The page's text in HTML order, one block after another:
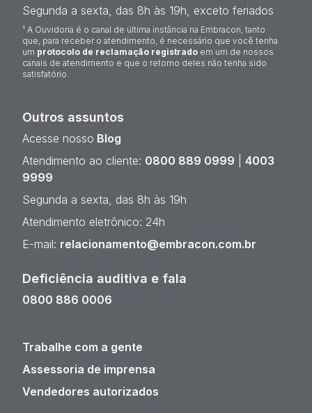
Segunda a sexta, das 8h às 19h, exceto feriados
¹ A Ouvidoria é o canal de última instância na Embracon, tanto
que, para receber o atendimento, é necessário que você tenha
um protocolo de reclamação registrado em um de nossos
canais de atendimento e que o retorno deles não tenha sido
satisfatório.
Outros assuntos
Acesse nosso Blog
Atendimento ao cliente: 0800 889 0999
4003
9999
Segunda a sexta, das 8h às 19h
Atendimento eletrônico: 24h
E-mail: relacionamento@embracon.com.br
Deficiência auditiva e fala
0800 886 0006
Trabalhe com a gente
Assessoria de imprensa
Vendedores autorizados